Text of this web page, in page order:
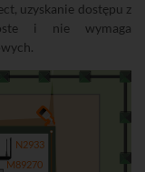
uzyskanie dostępu z
i nie wymaga
M89270
N2933